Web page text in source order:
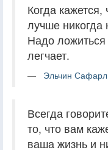
Когда
лучше никогда
Надо
легчает.
Эльчин
Всегда
то, что вам
ваша жизнь и